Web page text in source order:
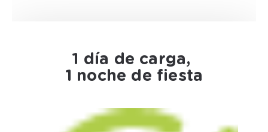
1 día de carga,
1 noche de fiesta